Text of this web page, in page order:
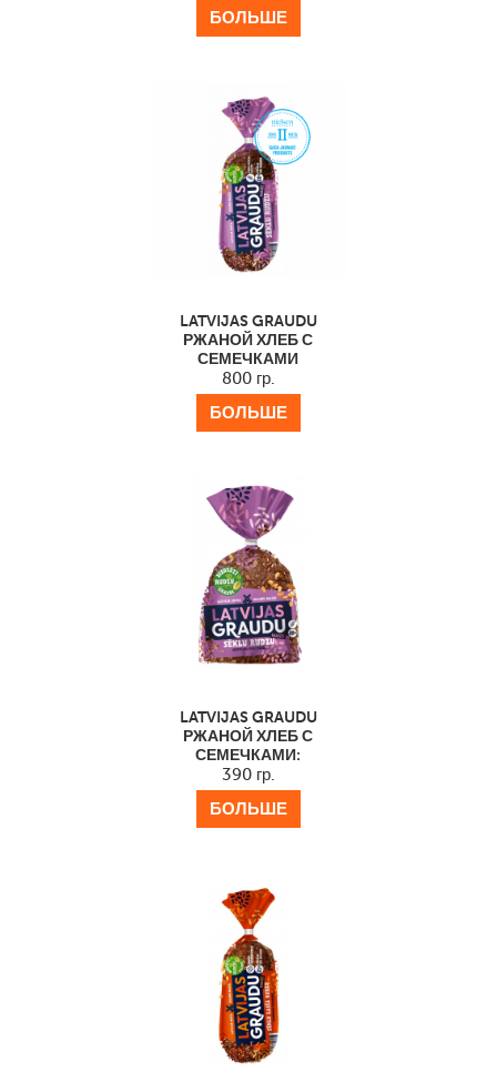
БОЛЬШЕ
LATVIJAS GRAUDU
РЖАНОЙ ХЛЕБ С
СЕМЕЧКАМИ
800 гр.
БОЛЬШЕ
LATVIJAS GRAUDU
РЖАНОЙ ХЛЕБ С
СЕМЕЧКАМИ:
390 гр.
БОЛЬШЕ